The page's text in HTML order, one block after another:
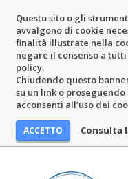
Questo sito o gli
avvalgono di cookie
finalità illustrate nella
negare il consenso a
policy.
Chiudendo questo
su un link o
acconsenti all’uso dei
Consulta